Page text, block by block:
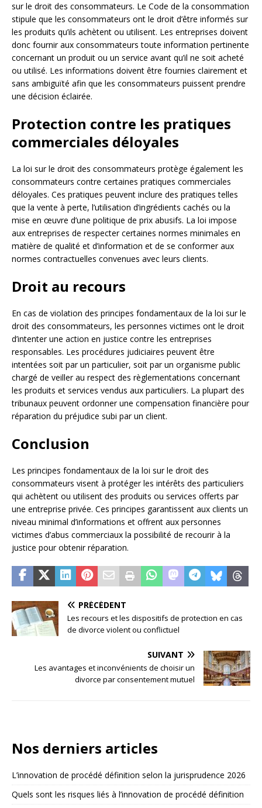
sur le droit des consommateurs. Le Code de la consommation
stipule que les consommateurs ont le droit d’être informés sur
les produits qu’ils achètent ou utilisent. Les entreprises doivent
donc fournir aux consommateurs toute information pertinente
concernant un produit ou un service avant qu’il ne soit acheté
ou utilisé. Les informations doivent être fournies clairement et
sans ambiguïté afin que les consommateurs puissent prendre
une décision éclairée.
Protection contre les pratiques
commerciales déloyales
La loi sur le droit des consommateurs protège également les
consommateurs contre certaines pratiques commerciales
déloyales. Ces pratiques peuvent inclure des pratiques telles
que la vente à perte, l’utilisation d’ingrédients cachés ou la
mise en œuvre d’une politique de prix abusifs. La loi impose
aux entreprises de respecter certaines normes minimales en
matière de qualité et d’information et de se conformer aux
normes contractuelles convenues avec leurs clients.
Droit au recours
En cas de violation des principes fondamentaux de la loi sur le
droit des consommateurs, les personnes victimes ont le droit
d’intenter une action en justice contre les entreprises
responsables. Les procédures judiciaires peuvent être
intentées soit par un particulier, soit par un organisme public
chargé de veiller au respect des règlementations concernant
les produits et services vendus aux particuliers. La plupart des
tribunaux peuvent ordonner une compensation financière pour
réparation du préjudice subi par un client.
Conclusion
Les principes fondamentaux de la loi sur le droit des
consommateurs visent à protéger les intérêts des particuliers
qui achètent ou utilisent des produits ou services offerts par
une entreprise privée. Ces principes garantissent aux clients un
niveau minimal d’informations et offrent aux personnes
victimes d’abus commerciaux la possibilité de recourir à la
justice pour obtenir réparation.
PRÉCÉDENT
Les recours et les dispositifs de protection en cas
de divorce violent ou conflictuel
SUIVANT
Les avantages et inconvénients de choisir un
divorce par consentement mutuel
Nos derniers articles
L’innovation de procédé définition selon la jurisprudence 2026
Quels sont les risques liés à l’innovation de procédé définition